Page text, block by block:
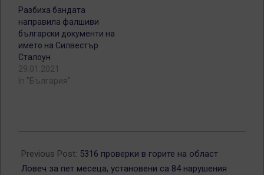
Разбиха бандата
направила фалшиви
български документи на
името на Силвестър
Сталоун
29.01.2021
In "България"
06-
03
Previous Post: 5316 проверки в горите на област
Ловеч за пет месеца, установени са 84 нарушения